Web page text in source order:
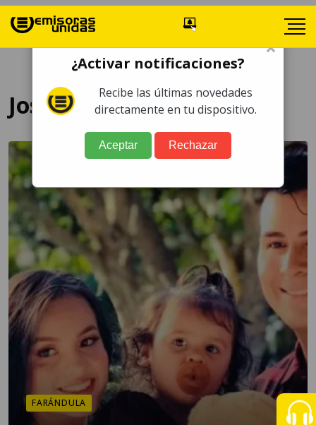
Jose Jose
FARÁNDULA
×
¿Activar notificaciones?
Recibe las últimas novedades
directamente en tu dispositivo.
Aceptar Rechazar